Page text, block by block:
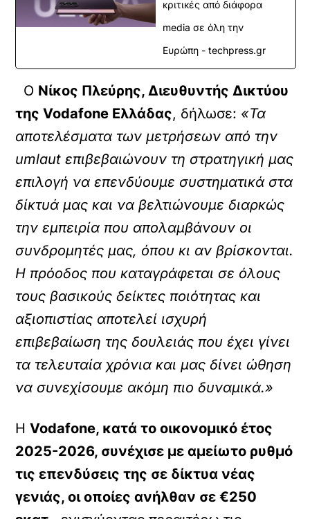
κριτικές από διάφορα
media σε όλη την
Ευρώπη - techpress.gr
Ο Νίκος Πλεύρης, Διευθυντής Δικτύου
της Vodafone Ελλάδας, δήλωσε: «Τα
αποτελέσματα των μετρήσεων από την
umlaut επιβεβαιώνουν τη στρατηγική μας
επιλογή να επενδύουμε συστηματικά στα
δίκτυά μας και να βελτιώνουμε διαρκώς
την εμπειρία που απολαμβάνουν οι
συνδρομητές μας, όπου κι αν βρίσκονται.
Η πρόοδος που καταγράφεται σε όλους
τους βασικούς δείκτες ποιότητας και
αξιοπιστίας αποτελεί ισχυρή
επιβεβαίωση της δουλειάς που έχει γίνει
τα τελευταία χρόνια και μας δίνει ώθηση
να συνεχίσουμε ακόμη πιο δυναμικά.»
ΗVodafone, κατά το οικονομικό έτος
2025-2026, συνέχισε με αμείωτο ρυθμό
τις επενδύσεις της σε δίκτυα νέας
γενιάς, οι οποίες ανήλθαν σε €250